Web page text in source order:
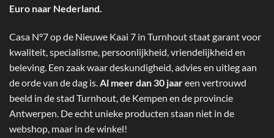
Euro naar Nederland.
Casa N°7 op de Nieuwe Kaai 7 in Turnhout staat garant voor
kwaliteit, specialisme, persoonlijkheid, vriendelijkheid en
beleving. Een zaak waar deskundigheid, advies en uitleg aan
de orde van de dag is.Al meer dan 30 jaareen vertrouwd
beeld in de stad Turnhout, de Kempen en de provincie
Antwerpen. De echt unieke producten staan niet in de
webshop, maar in de winkel!